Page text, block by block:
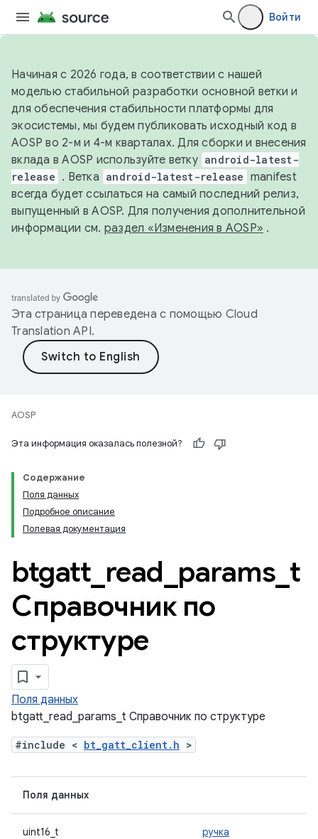
Войти
Начиная с 2026 года, в соответствии с нашей
моделью стабильной разработки основной ветки и
для обеспечения стабильности платформы для
экосистемы, мы будем публиковать исходный код в
AOSP во 2-м и 4-м кварталах. Для сборки и внесения
вклада в AOSP используйте ветку android-latest-
release . Ветка android-latest-release manifest
всегда будет ссылаться на самый последний релиз,
выпущенный в AOSP. Для получения дополнительной
информации см. раздел «Изменения в AOSP» .
Эта страница переведена с помощью Cloud
Translation API.
AOSP
Эта информация оказалась полезной?
Содержание
Поля данных
Подробное описание
Полевая документация
btgatt read params t
Справочник по
структуре
Поля данных
btgatt_read_params_t Справочник по структуре
#include < bt_gatt_client.h >
Поля данных
uint16_t ручка